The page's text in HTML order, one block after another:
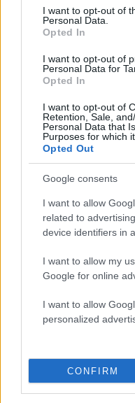
consent section.
I want to opt-out of
Personal Data.
Opted In
I want to opt-out of
Personal Data for
Opted In
I want to opt-out of
Retention, Sale,
Personal Data that
Purposes for which
Opted Out
Google consents
I want to allow
related to
device identifiers in
I want to allow my
Google for online
I want to allow
personalized
CONFIRM
Χίο σήμερα
Μύκονος:
Rolex όπου
Ουκρανό
Πιο
Μητσοτάκης
για την
Κύπρου:
είσοδος της
Το τελευταίο
Βαρβιτσιώτη:
εκείνο το
στον επικήδειο
Νέες απώλειες
και
αυταπάτη»
ΕΛΑΣ και
στα
Αυγερινός,